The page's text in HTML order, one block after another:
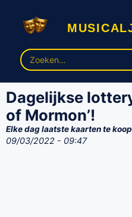
Zoek
naar:
Dagelijkse
of Mormon’!
Elke dag laatste kaarten te
09/03/2022 - 09:47